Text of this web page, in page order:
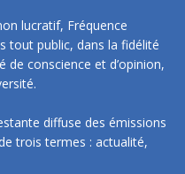
lucratif, Fréquence
tout public, dans la fidélité
de conscience et d’opinion,
diffuse des émissions
trois termes : actualité,